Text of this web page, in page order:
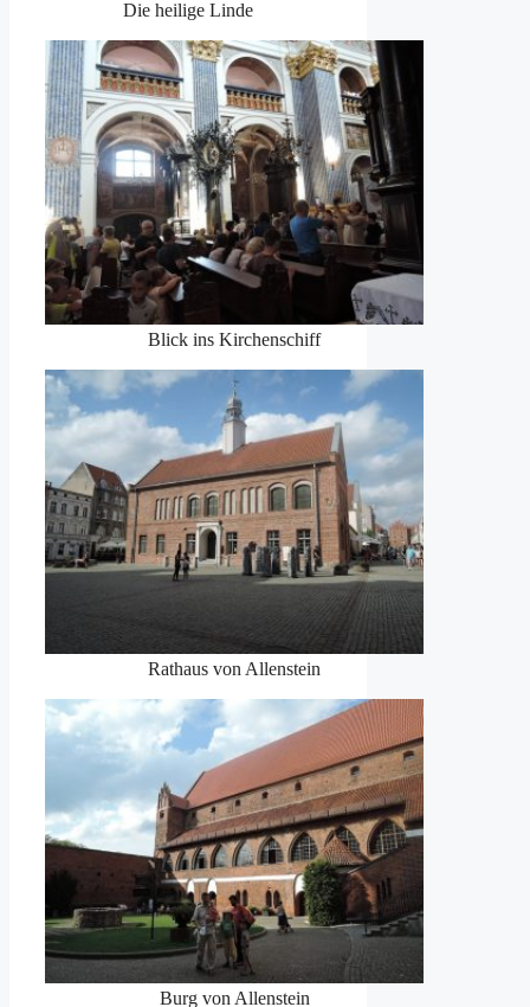
Die heilige Linde
Blick ins Kirchenschiff
Rathaus von Allenstein
Burg von Allenstein